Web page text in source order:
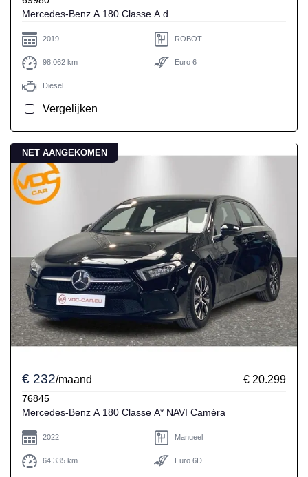
Mercedes-Benz A 180 Classe A d
2019 ROBOT
98.062 km Euro 6
Diesel
Vergelijken
NET AANGEKOMEN
€ 232/maand € 20.299
76845
Mercedes-Benz A 180 Classe A* NAVI Caméra
2022 Manueel
64.335 km Euro 6D